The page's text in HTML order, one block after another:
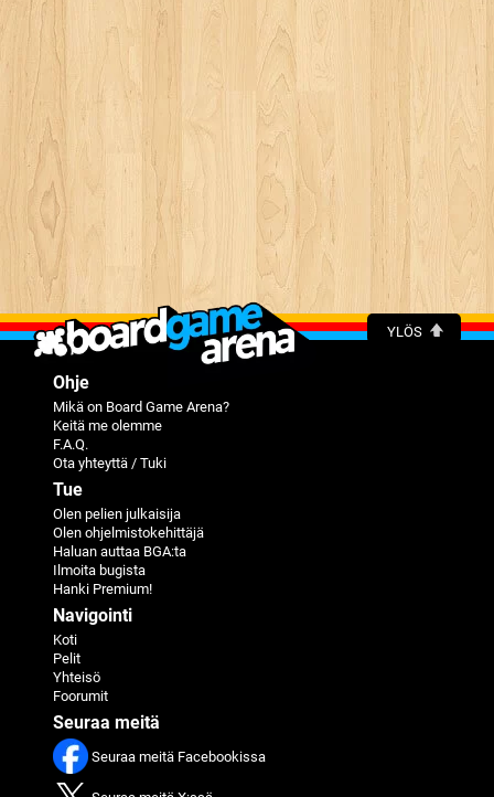
YLÖS
Ohje
Mikä on Board Game Arena?
Keitä me olemme
F.A.Q.
Ota yhteyttä / Tuki
Tue
Olen pelien julkaisija
Olen ohjelmistokehittäjä
Haluan auttaa BGA:ta
Ilmoita bugista
Hanki Premium!
Navigointi
Koti
Pelit
Yhteisö
Foorumit
Seuraa meitä
Seuraa meitä Facebookissa